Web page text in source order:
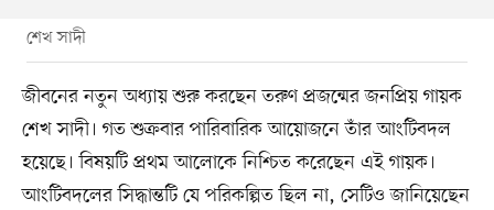
শেখ সাদী
জীবনের নতুন অধ্যায় শুরু করছেন তরুণ প্রজন্মের জনপ্রিয় গায়ক
শেখ সাদী। গত শুক্রবার পারিবারিক আয়োজনে তাঁর আংটিবদল
হয়েছে। বিষয়টি প্রথম আলোকে নিশ্চিত করেছেন এই গায়ক।
আংটিবদলের সিদ্ধান্তটি যে পরিকল্পিত ছিল না, সেটিও জানিয়েছেন